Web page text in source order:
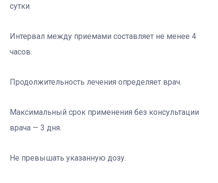
сутки.
Интервал между приемами составляет не менее 4
часов.
Продолжительность лечения определяет врач.
Максимальный срок применения без консультации
врача — 3 дня.
Не превышать указанную дозу.